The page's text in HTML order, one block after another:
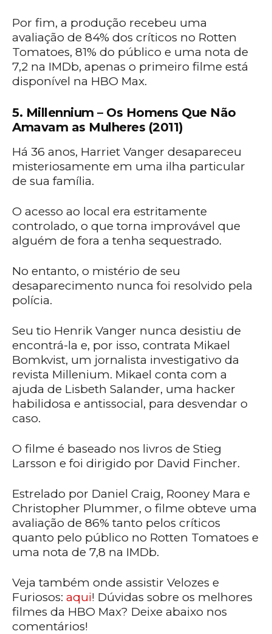
Por fim, a produção recebeu uma
avaliação de 84% dos críticos no Rotten
Tomatoes, 81% do público e uma nota de
7,2 na IMDb, apenas o primeiro filme está
disponível na HBO Max.
5. Millennium – Os Homens Que Não
Amavam as Mulheres (2011)
Há 36 anos, Harriet Vanger desapareceu
misteriosamente em uma ilha particular
de sua família.
O acesso ao local era estritamente
controlado, o que torna improvável que
alguém de fora a tenha sequestrado.
No entanto, o mistério de seu
desaparecimento nunca foi resolvido pela
polícia.
Seu tio Henrik Vanger nunca desistiu de
encontrá-la e, por isso, contrata Mikael
Bomkvist, um jornalista investigativo da
revista Millenium. Mikael conta com a
ajuda de Lisbeth Salander, uma hacker
habilidosa e antissocial, para desvendar o
caso.
O filme é baseado nos livros de Stieg
Larsson e foi dirigido por David Fincher.
Estrelado por Daniel Craig, Rooney Mara e
Christopher Plummer, o filme obteve uma
avaliação de 86% tanto pelos críticos
quanto pelo público no Rotten Tomatoes e
uma nota de 7,8 na IMDb.
Veja também onde assistir Velozes e
Furiosos: aqui! Dúvidas sobre os melhores
filmes da HBO Max? Deixe abaixo nos
comentários!